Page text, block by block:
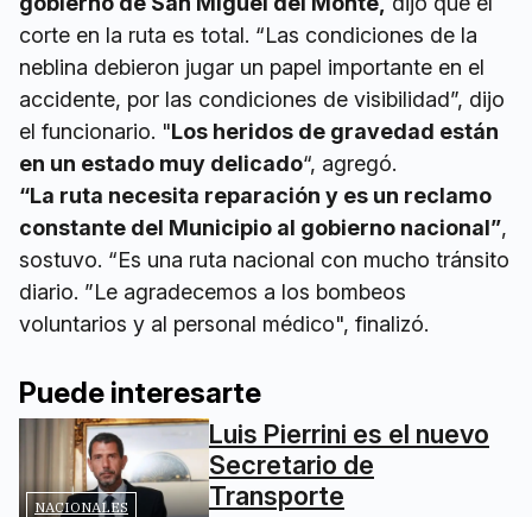
corte en la ruta es total. “Las condiciones de la
neblina debieron jugar un papel importante en el
accidente, por las condiciones de visibilidad”, dijo
el funcionario. "Los heridos de gravedad están
en un estado muy delicado“, agregó.
“La ruta necesita reparación y es un reclamo
constante del Municipio al gobierno nacional”,
sostuvo. “Es una ruta nacional con mucho tránsito
diario. ”Le agradecemos a los bombeos
voluntarios y al personal médico", finalizó.
Puede interesarte
NACIONALES
Luis Pierrini es el nuevo
Secretario de
Transporte